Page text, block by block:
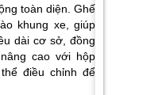
toàn diện. Ghế
khung xe, giúp
dài cơ sở, đồng
cao với hộp
điều chỉnh để